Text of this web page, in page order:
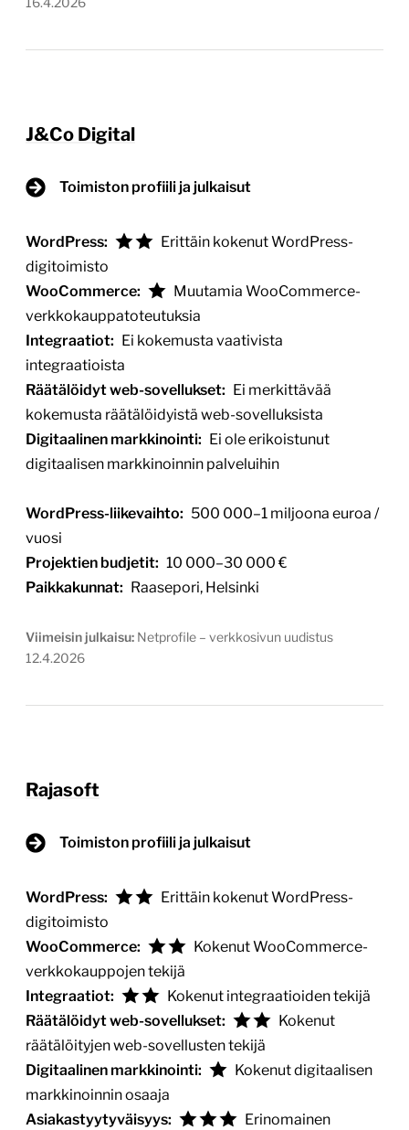
J&Co Digital
Toimiston profiili ja julkaisut
WordPress:
Erittäin kokenut WordPress-
digitoimisto
WooCommerce:
Muutamia WooCommerce-
verkkokauppatoteutuksia
Integraatiot: Ei kokemusta vaativista
integraatioista
Räätälöidyt web-sovellukset: Ei merkittävää
kokemusta räätälöidyistä web-sovelluksista
Digitaalinen markkinointi: Ei ole erikoistunut
digitaalisen markkinoinnin palveluihin
WordPress-liikevaihto: 500 000–1 miljoona euroa /
vuosi
Projektien budjetit: 10 000–30 000 €
Paikkakunnat: Raasepori, Helsinki
Viimeisin julkaisu: Netprofile – verkkosivun uudistus
12.4.2026
Rajasoft
Toimiston profiili ja julkaisut
WordPress:
Erittäin kokenut WordPress-
digitoimisto
WooCommerce:
Kokenut WooCommerce-
verkkokauppojen tekijä
Integraatiot:
Kokenut integraatioiden tekijä
Räätälöidyt web-sovellukset:
Kokenut
räätälöityjen web-sovellusten tekijä
Digitaalinen markkinointi:
Kokenut digitaalisen
markkinoinnin osaaja
Asiakastyytyväisyys:
Erinomainen